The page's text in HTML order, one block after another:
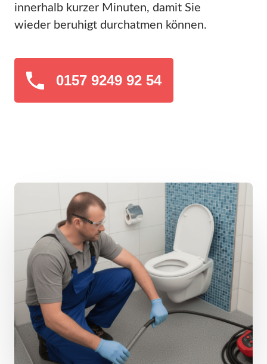
innerhalb kurzer Minuten, damit Sie
wieder beruhigt durchatmen können.
0157 9249 92 54